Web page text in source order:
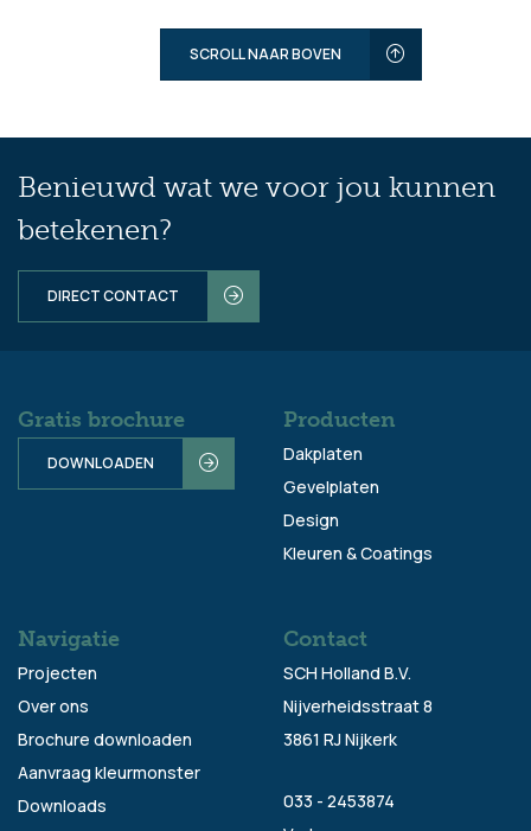
SCROLL NAAR BOVEN
Benieuwd wat we voor jou kunnen
betekenen?
DIRECT CONTACT
Gratis brochure
DOWNLOADEN
Producten
Dakplaten
Gevelplaten
Design
Kleuren & Coatings
Navigatie
Projecten
Over ons
Brochure downloaden
Aanvraag kleurmonster
Downloads
Contact
SCH Holland B.V.
Nijverheidsstraat 8
3861 RJ Nijkerk
033 - 2453874